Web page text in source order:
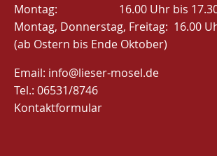
Montag: 16.00 Uhr bis 17.30
Montag, Donnerstag, Freitag: 16.00
(ab Ostern bis Ende Oktober)
Email: info@lieser-mosel.de
Tel.: 06531/8746
Kontaktformular